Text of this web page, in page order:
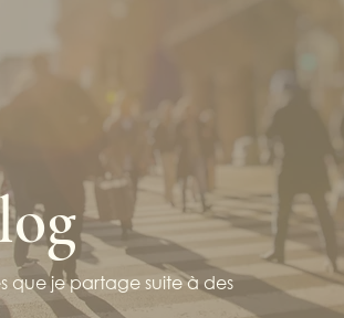
que je partage suite à des